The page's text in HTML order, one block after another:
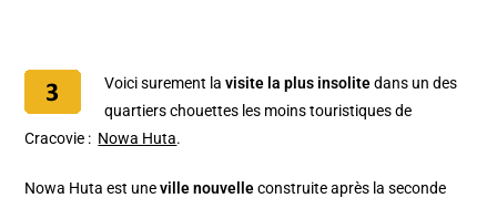
Voici surement lavisite la plus insolitedans un des
quartiers chouettes les moins touristiques de
Cracovie : Nowa Huta.
Nowa Huta est uneville nouvelleconstruite après la seconde